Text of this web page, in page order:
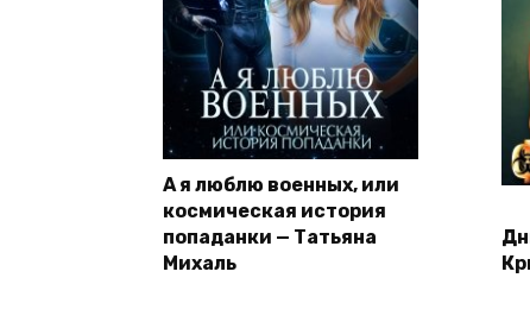
А я люблю военных, или
космическая история
попаданки — Татьяна
Михаль